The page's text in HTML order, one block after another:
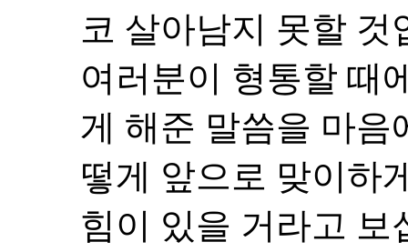
코 살아남지 못할 것
여러분이 형통할 때
게 해준 말씀을 마음
떻게 앞으로 맞이하
힘이 있을 거라고 보